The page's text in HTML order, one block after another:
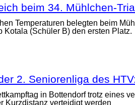
beim 34. Mühlchen-
Temperaturen belegten beim
Kotala (Schüler B) den ersten Platz.
2. Seniorenliga des
in Bottendorf trotz eines
Kurzdistanz verteidigt werden